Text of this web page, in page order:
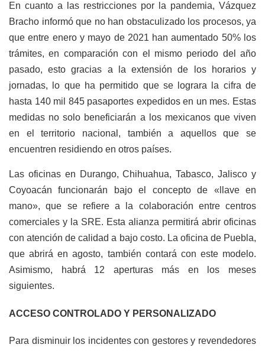
En cuanto a las restricciones por la pandemia, Vázquez
Bracho informó que no han obstaculizado los procesos, ya
que entre enero y mayo de 2021 han aumentado 50% los
trámites, en comparación con el mismo periodo del año
pasado, esto gracias a la extensión de los horarios y
jornadas, lo que ha permitido que se lograra la cifra de
hasta 140 mil 845 pasaportes expedidos en un mes. Estas
medidas no solo beneficiarán a los mexicanos que viven
en el territorio nacional, también a aquellos que se
encuentren residiendo en otros países.
Las oficinas en Durango, Chihuahua, Tabasco, Jalisco y
Coyoacán funcionarán bajo el concepto de «llave en
mano», que se refiere a la colaboración entre centros
comerciales y la SRE. Esta alianza permitirá abrir oficinas
con atención de calidad a bajo costo. La oficina de Puebla,
que abrirá en agosto, también contará con este modelo.
Asimismo, habrá 12 aperturas más en los meses
siguientes.
ACCESO CONTROLADO Y PERSONALIZADO
Para disminuir los incidentes con gestores y revendedores